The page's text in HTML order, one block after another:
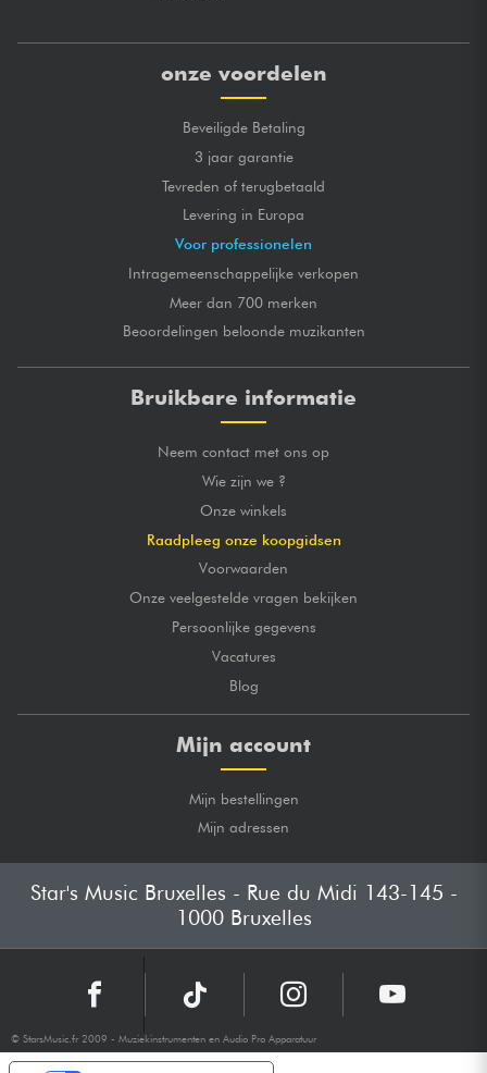
onze voordelen
Beveiligde Betaling
3 jaar garantie
Tevreden of terugbetaald
Levering in Europa
Voor professionelen
Intragemeenschappelijke verkopen
Meer dan 700 merken
Beoordelingen beloonde muzikanten
Bruikbare informatie
Neem contact met ons op
Wie zijn we ?
Onze winkels
Raadpleeg onze koopgidsen
Voorwaarden
Onze veelgestelde vragen bekijken
Persoonlijke gegevens
Vacatures
Blog
Mijn account
Mijn bestellingen
Mijn adressen
Star's Music Bruxelles - Rue du Midi 143-145 -
1000 Bruxelles
© StarsMusic.fr 2009 - Muziekinstrumenten en Audio Pro Apparatuur